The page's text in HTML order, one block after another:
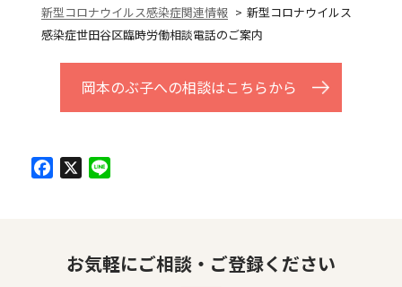
新型コロナウイルス感染症関連情報
新型コロナウイルス
感染症世田谷区臨時労働相談電話のご案内
岡本のぶ子への相談はこちらから
Facebook
お気軽にご相談・ご登録ください